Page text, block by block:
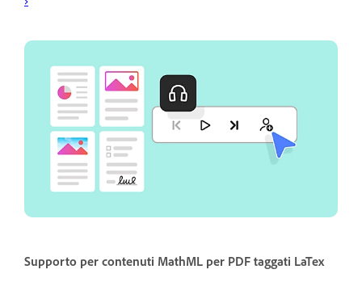
Supporto per contenuti MathML per PDF taggati LaTex